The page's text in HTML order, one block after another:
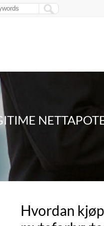
Hvordan